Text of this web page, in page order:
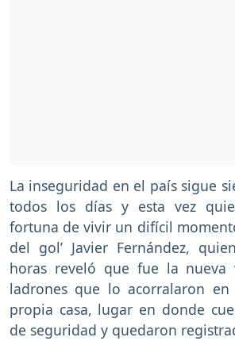
La inseguridad en el país sigue
todos los días y esta vez
fortuna de vivir un difícil
del gol’ Javier Fernández,
horas reveló que fue la nueva
ladrones que lo acorralaron
propia casa, lugar en donde
de seguridad y quedaron